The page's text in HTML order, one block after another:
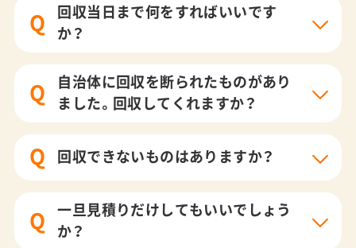
Q
回収当日まで何をすればいいです
か？
Q
自治体に回収を断られたものがあり
ました。回収してくれますか？
Q 回収できないものはありますか？
Q
一旦見積りだけしてもいいでしょう
か？